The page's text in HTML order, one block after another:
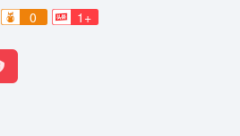
0 1+